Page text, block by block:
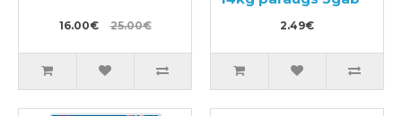
16.00€ 25.00€ 2.49€